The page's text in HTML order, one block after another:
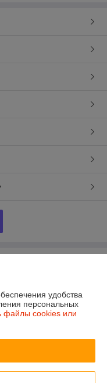
24172046
исполнительный комитет
удобства
персональных
файлы cookies или